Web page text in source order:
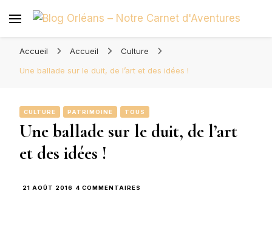
d'Aventures
Accueil Accueil
Culture
Une ballade sur le duit, de l’art et des idées !
CULTURE PATRIMOINE TOUS
Une ballade sur le duit, de l’art
et des idées !
21 AOÛT 2016 4 COMMENTAIRES